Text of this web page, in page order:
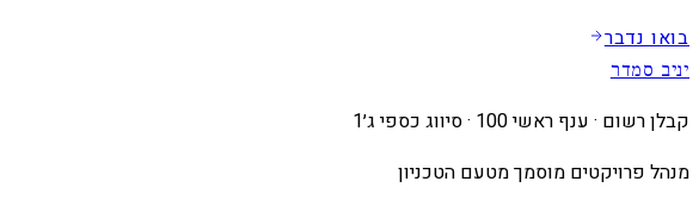
בואו נדבר
יניב סמדר
קבלן רשום · ענף ראשי 100 · סיווג כספי ג׳1
מנהל פרויקטים מוסמך מטעם הטכניון